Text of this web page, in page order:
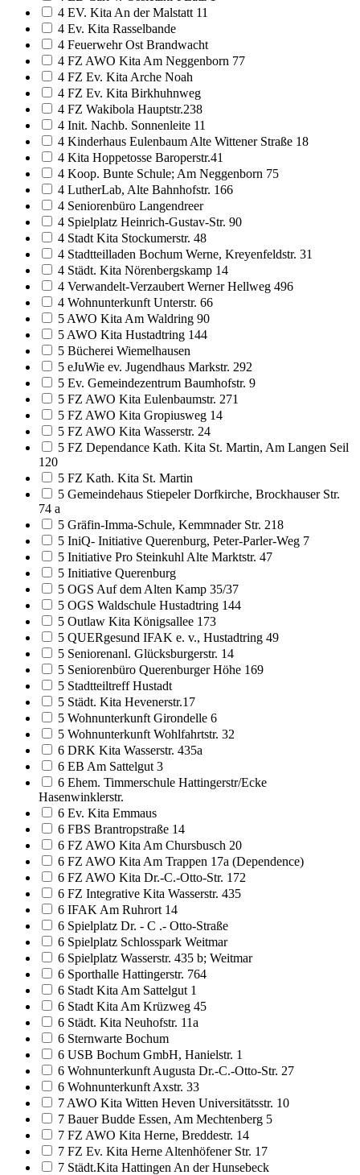
4 EV. Kita An der Malstatt 11
4 Ev. Kita Rasselbande
4 Feuerwehr Ost Brandwacht
4 FZ AWO Kita Am Neggenborn 77
4 FZ Ev. Kita Arche Noah
4 FZ Ev. Kita Birkhuhnweg
4 FZ Wakibola Hauptstr.238
4 Init. Nachb. Sonnenleite 11
4 Kinderhaus Eulenbaum Alte Wittener Straße 18
4 Kita Hoppetosse Baroperstr.41
4 Koop. Bunte Schule; Am Neggenborn 75
4 LutherLab, Alte Bahnhofstr. 166
4 Seniorenbüro Langendreer
4 Spielplatz Heinrich-Gustav-Str. 90
4 Stadt Kita Stockumerstr. 48
4 Stadtteilladen Bochum Werne, Kreyenfeldstr. 31
4 Städt. Kita Nörenbergskamp 14
4 Verwandelt-Verzaubert Werner Hellweg 496
4 Wohnunterkunft Unterstr. 66
5 AWO Kita Am Waldring 90
5 AWO Kita Hustadtring 144
5 Bücherei Wiemelhausen
5 eJuWie ev. Jugendhaus Markstr. 292
5 Ev. Gemeindezentrum Baumhofstr. 9
5 FZ AWO Kita Eulenbaumstr. 271
5 FZ AWO Kita Gropiusweg 14
5 FZ AWO Kita Wasserstr. 24
5 FZ Dependance Kath. Kita St. Martin, Am Langen Seil
120
5 FZ Kath. Kita St. Martin
5 Gemeindehaus Stiepeler Dorfkirche, Brockhauser Str.
74 a
5 Gräfin-Imma-Schule, Kemmnader Str. 218
5 IniQ- Initiative Querenburg, Peter-Parler-Weg 7
5 Initiative Pro Steinkuhl Alte Marktstr. 47
5 Initiative Querenburg
5 OGS Auf dem Alten Kamp 35/37
5 OGS Waldschule Hustadtring 144
5 Outlaw Kita Königsallee 173
5 QUERgesund IFAK e. v., Hustadtring 49
5 Seniorenanl. Glücksburgerstr. 14
5 Seniorenbüro Querenburger Höhe 169
5 Stadtteiltreff Hustadt
5 Städt. Kita Hevenerstr.17
5 Wohnunterkunft Girondelle 6
5 Wohnunterkunft Wohlfahrtstr. 32
6 DRK Kita Wasserstr. 435a
6 EB Am Sattelgut 3
6 Ehem. Timmerschule Hattingerstr/Ecke
Hasenwinklerstr.
6 Ev. Kita Emmaus
6 FBS Brantropstraße 14
6 FZ AWO Kita Am Chursbusch 20
6 FZ AWO Kita Am Trappen 17a (Dependence)
6 FZ AWO Kita Dr.-C.-Otto-Str. 172
6 FZ Integrative Kita Wasserstr. 435
6 IFAK Am Ruhrort 14
6 Spielplatz Dr. - C .- Otto-Straße
6 Spielplatz Schlosspark Weitmar
6 Spielplatz Wasserstr. 435 b; Weitmar
6 Sporthalle Hattingerstr. 764
6 Stadt Kita Am Sattelgut 1
6 Stadt Kita Am Krüzweg 45
6 Städt. Kita Neuhofstr. 11a
6 Sternwarte Bochum
6 USB Bochum GmbH, Hanielstr. 1
6 Wohnunterkunft Augusta Dr.-C.-Otto-Str. 27
6 Wohnunterkunft Axstr. 33
7 AWO Kita Witten Heven Universitätsstr. 10
7 Bauer Budde Essen, Am Mechtenberg 5
7 FZ AWO Kita Herne, Breddestr. 14
7 FZ Ev. Kita Herne Altenhöfener Str. 17
7 Städt.Kita Hattingen An der Hunsebeck